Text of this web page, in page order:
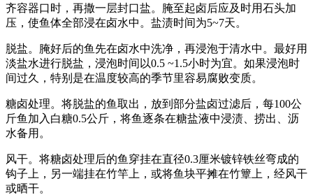
齐容器口时，再撒一层封口盐。腌至起卤后应及时用石头加
压，使鱼体全部浸在卤水中。盐渍时间为5~7天。
脱盐。腌好后的鱼先在卤水中洗净，再浸泡于清水中。最好用
淡盐水进行脱盐，浸泡时间以0.5 ~1.5小时为宜。如果浸泡时
间过久，特别是在温度较高的季节里容易腐败变质。
糖卤处理。将脱盐的鱼取出，放到部分盐卤过滤后，每100公
斤鱼加入白糖0.5公斤，将鱼逐条在糖盐液中浸渍、捞出、沥
水备用。
风干。将糖卤处理后的鱼穿挂在直径0.3厘米镀锌铁丝弯成的
钩子上，另一端挂在竹竿上，或将鱼块平摊在竹簟上，经风干
或晒干。